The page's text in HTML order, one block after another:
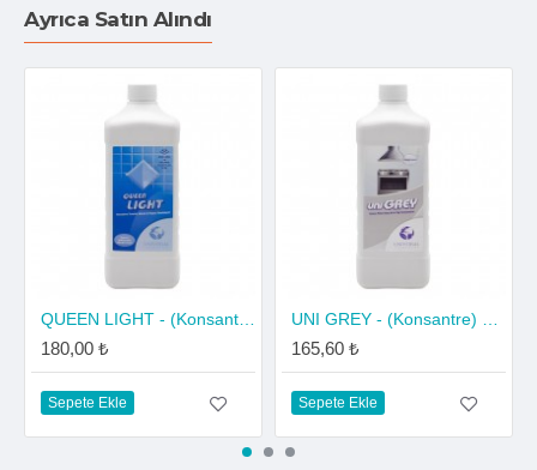
Ayrıca Satın Alındı
180,00 ₺
Sepete Ekle
165,60 ₺
Sepete Ekle